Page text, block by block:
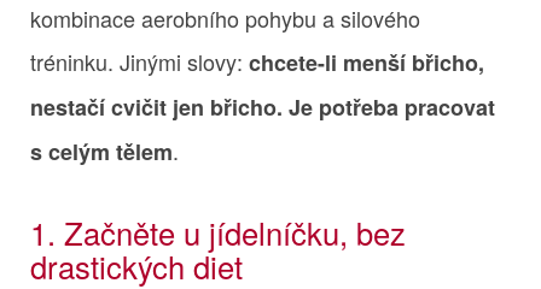
kombinace aerobního pohybu a silového
tréninku. Jinými slovy: chcete-li menší břicho,
nestačí cvičit jen břicho. Je potřeba pracovat
s celým tělem.
1. Začněte u jídelníčku, bez
drastických diet